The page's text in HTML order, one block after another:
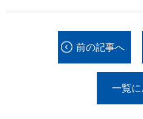
前の記事へ
一覧に